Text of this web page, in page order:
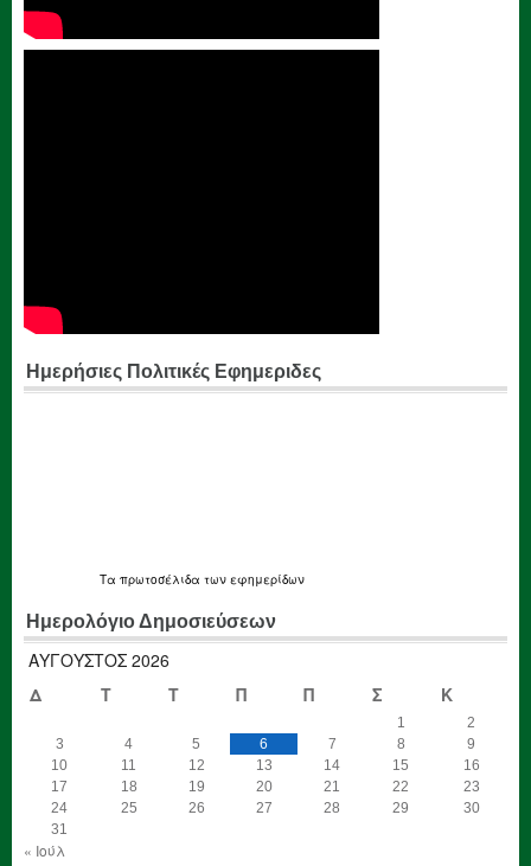
Ημερήσιες Πολιτικές Εφημεριδες
Τα πρωτοσέλιδα των εφημερίδων
Ημερολόγιο Δημοσιεύσεων
ΑΎΓΟΥΣΤΟΣ 2026
Δ
Τ Τ Π Π Σ Κ
1
2
3
4 5 6 7 8
9
10
11 12 13 14 15
16
17
18 19 20 21 22
23
24
25 26 27 28 29
30
31
« Ιούλ